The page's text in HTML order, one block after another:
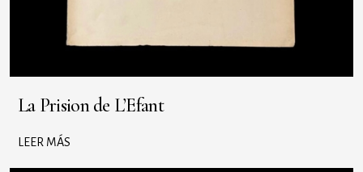
La Prision de L’Efant
LEER MÁS